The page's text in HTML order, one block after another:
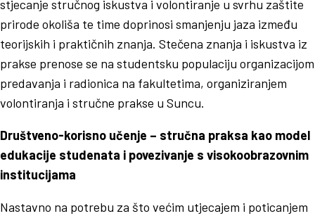
stjecanje stručnog iskustva i volontiranje u svrhu zaštite
prirode okoliša te time doprinosi smanjenju jaza između
teorijskih i praktičnih znanja. Stečena znanja i iskustva iz
prakse prenose se na studentsku populaciju organizacijom
predavanja i radionica na fakultetima, organiziranjem
volontiranja i stručne prakse u Suncu.
Društveno-korisno učenje – stručna praksa kao model
edukacije studenata i povezivanje s visokoobrazovnim
institucijama
Nastavno na potrebu za što većim utjecajem i poticanjem